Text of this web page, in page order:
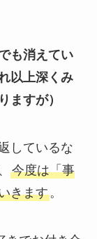
も消えてい
以上深くみ
ますが）
しているな
今度は「事
きます。